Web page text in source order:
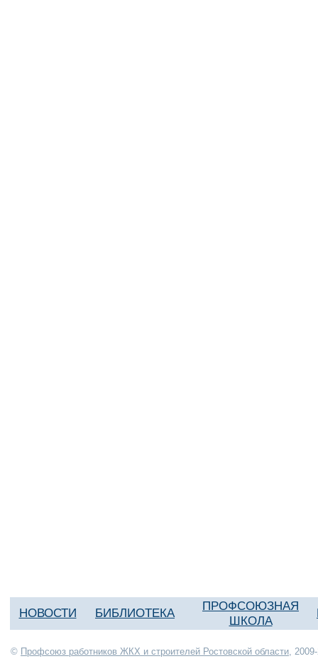
НОВОСТИ БИБЛИОТЕКА
ПРОФСОЮЗНАЯ
ШКОЛА
© Профсоюз работников ЖКХ и строителей Ростовской области,